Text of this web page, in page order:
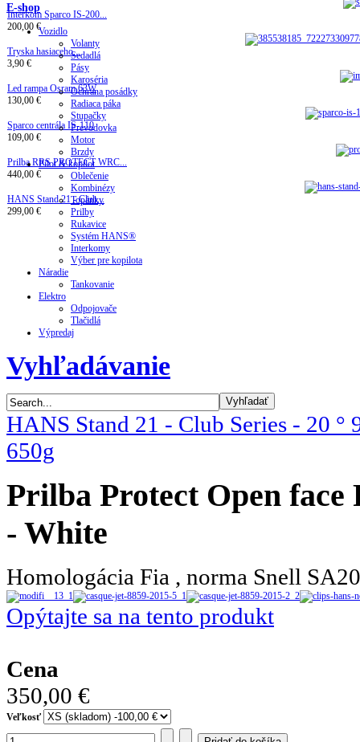
Interkom Sparco IS-200...
200,00 €
Tryska hasiaceho...
3,90 €
Led rampa Osram 63W
130,00 €
Sparco centrála IS-110
109,00 €
Prilba RRS PROTECT WRC...
440,00 €
HANS Stand 21 - Club...
299,00 €
E-shop
Vozidlo
Volanty
Sedadlá
Pásy
Karoséria
Ochrana posádky
Radiaca páka
Stupačky
Prevodovka
Motor
Brzdy
Pilot & kopilot
Oblečenie
Kombinézy
Topánky
Prilby
Rukavice
Systém HANS®
Interkomy
Výber pre kopilota
Náradie
Tankovanie
Elektro
Odpojovače
Tlačidlá
Výpredaj
Vyhľadávanie
HANS Stand 21 - Club Series - 20 °
650g
Prilba Protect Open face
- White
Homologácia Fia , norma Snell
Opýtajte sa na tento produkt
Cena
350,00 €
Veľkosť